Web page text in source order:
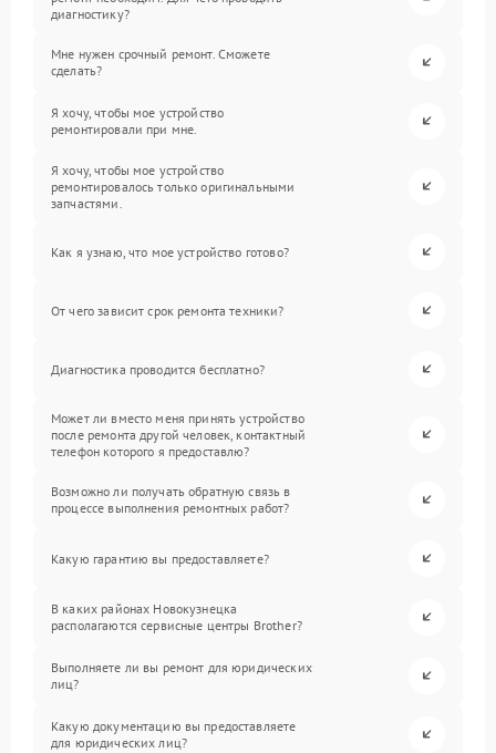
диагностику?
Мне нужен срочный ремонт. Сможете
сделать?
Я хочу, чтобы мое устройство
ремонтировали при мне.
Я хочу, чтобы мое устройство
ремонтировалось только оригинальными
запчастями.
Как я узнаю, что мое устройство готово?
От чего зависит срок ремонта техники?
Диагностика проводится бесплатно?
Может ли вместо меня принять устройство
после ремонта другой человек, контактный
телефон которого я предоставлю?
Возможно ли получать обратную связь в
процессе выполнения ремонтных работ?
Какую гарантию вы предоставляете?
В каких районах Новокузнецка
располагаются сервисные центры Brother?
Выполняете ли вы ремонт для юридических
лиц?
Какую документацию вы предоставляете
для юридических лиц?